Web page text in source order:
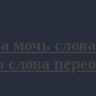
мочь
слова